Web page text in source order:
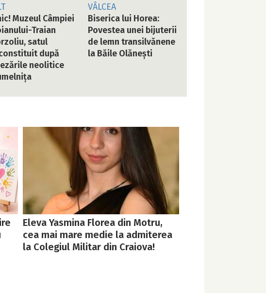
Muzeul Câmpiei
Traian
satul
după
neolitice
VÂLCEA
Biserica lui Horea:
Povestea unei bijuterii
de lemn transilvănene
la Băile Olănești
Eleva Yasmina Florea din Motru,
cea mai mare medie la admiterea
la Colegiul Militar din Craiova!